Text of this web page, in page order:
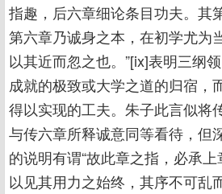
指趣，后六章细论条目功夫。其
第六章乃诚身之本，在初学尤为
以其近而忽之也。”[ix]表明三纲
成就的极致或大学之道的归宿，
得以实现的工夫。朱子此言似将
与传六章所释诚意同等看待，但
的说明有谓“故此章之指，必承
以见其用力之始终，其序不可乱